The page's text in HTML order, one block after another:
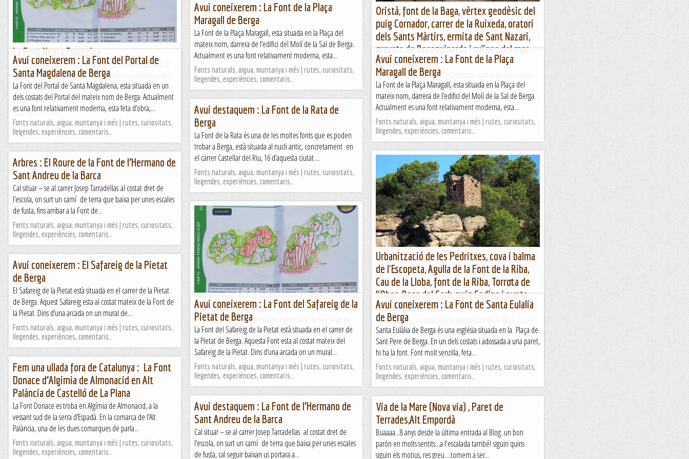
TrailRunningMallorca – Correr por la isla de Mallorca
Oristà, font de la Baga, vèrtex geodèsic del
puig Cornador, carrer de la Ruixeda, oratori
dels Sants Màrtirs, ermita de Sant Nazari,
gravats de Rocaguinarda i ruïnes del mas
de Rocaguinarda
Oristà, vèrtex geodèsic puig Cornador, carrer de la Ruixeda,
oratori dels Sants Màrtirs, Sant Nazari i gravats de
RocaguinardaWikiloc | Ruta Oristà, vèrtex geodèsic puig...
Muntanya
La Font Negra Esportiva
14-09-2023BergaLa Font NegraEsportivaSembla que això es
pot convertir en un hàbit !!!, esperem que no.Hem tornat a
fer "esportiva" ho poso entre cometes perquè ens
dediquem...
Blog del Guillem 2
Avui coneixerem : La Font de la Plaça
Maragall de Berga
La Font de la Plaça Maragall, esta situada en la Plaça del
mateix nom, darrera de l’edifici del Molí de la Sal de Berga.
Actualment es una font relativament moderna, esta...
Fonts naturals, aigua, muntanya i més | rutes, curiositats,
llegendes, experiències, comentaris…
Avui coneixerem : La Font de la Plaça
Maragall de Berga
La Font de la Plaça Maragall, esta situada en la Plaça del
mateix nom, darrera de l’edifici del Molí de la Sal de Berga.
Actualment es una font relativament moderna, esta...
Fonts naturals, aigua, muntanya i més | rutes, curiositats,
llegendes, experiències, comentaris…
Avui coneixerem : La Font del Portal de
Santa Magdalena de Berga
La Font del Portal de Santa Magdalena, esta situada en un
dels costats del Portal del mateix nom de Berga. Actualment
es una font relativament moderna, esta feta d’obra,...
Fonts naturals, aigua, muntanya i més | rutes, curiositats,
llegendes, experiències, comentaris…
Avui destaquem : La Font de la Rata de
Berga
La Font de la Rata és una de les moltes fonts que es poden
trobar a Berga, està situada al nucli antic, concretament en
el carrer Castellar del Riu, 16 d’aquesta ciutat....
Fonts naturals, aigua, muntanya i més | rutes, curiositats,
llegendes, experiències, comentaris…
Urbanització de les Pedritxes, cova i balma
de l'Escopeta, Agulla de la Font de la Riba,
Cau de la Lloba, font de la Riba, Torrota de
l'Obac, Roca del Corb, puig Codina i punta
dels Caus Cremats
Urb. Pedritxes, cova Escopeta, Agulla Font de la Riba, Cau de
la Lloba, font de la Riba, Torrota Obac, Roca Corb i Caus
CrematsWikiloc | Ruta Urb. Pedritxes, cova Escopeta,...
Muntanya
Arbres : El Roure de la Font de l’Hermano de
Sant Andreu de la Barca
Cal situar – se al carrer Josep Tarradellas al costat dret de
l’escola, on surt un camí de terra que baixa per unes escales
de fusta, fins arribar a la Font de...
Fonts naturals, aigua, muntanya i més | rutes, curiositats,
llegendes, experiències, comentaris…
Esportiva Font Negra
06-09-2023 Berga La Font Negra EsportivaSí, si heu llegit bé ...
"Esportiva", no sé com a succeït i Jo ja em veia fent alguna
coseta per les alçades i de sobte el...
Blog del Guillem 2
Avui coneixerem : El Safareig de la Pietat
de Berga
El Safareig de la Pietat està situada en el carrer de la Pietat
de Berga. Aquest Safareig esta al costat mateix de la Font de
la Pietat. Dins d’una arcada on un mural de...
Fonts naturals, aigua, muntanya i més | rutes, curiositats,
llegendes, experiències, comentaris…
Avui coneixerem : La Font del Safareig de la
Pietat de Berga
La Font del Safareig de la Pietat està situada en el carrer de
la Pietat de Berga. Aquesta Font esta al costat mateix del
Safareig de la Pietat. Dins d’una arcada on un mural...
Fonts naturals, aigua, muntanya i més | rutes, curiositats,
llegendes, experiències, comentaris…
Avui coneixerem : La Font de Santa Eulalia
de Berga
Santa Eulàlia de Berga és una església situada en la Plaça de
Sant Pere de Berga. En un dels costats i adossada a una paret,
hi ha la font. Font molt senzilla, feta...
Fonts naturals, aigua, muntanya i més | rutes, curiositats,
llegendes, experiències, comentaris…
Fem una ullada fora de Catalunya : La Font
Donace d’Algimia de Almonacid en Alt
Palància de Castelló de La Plana
La Font Donace es troba en Algímia de Almonacid, a la
vessant sud de la serra d’Espadà. En la comarca de l’Alt
Palància, una de les dues comarques de parla...
Fonts naturals, aigua, muntanya i més | rutes, curiositats,
llegendes, experiències, comentaris…
Avui destaquem : La Font de l’Hermano de
Sant Andreu de la Barca
Cal situar – se al carrer Josep Tarradellas al costat dret de
l’escola, on surt un camí de terra que baixa per unes escales
de fusta, cal seguir baixan us portara a...
Via de la Mare (Nova via) , Paret de
Terrades,Alt Empordà
Buaaaa...8 anys desde la última entrada al Blog..un bon
parón en molts sentits...a l'escalada també! siguin quins
siguin els motius, res greu....tornem a ser...